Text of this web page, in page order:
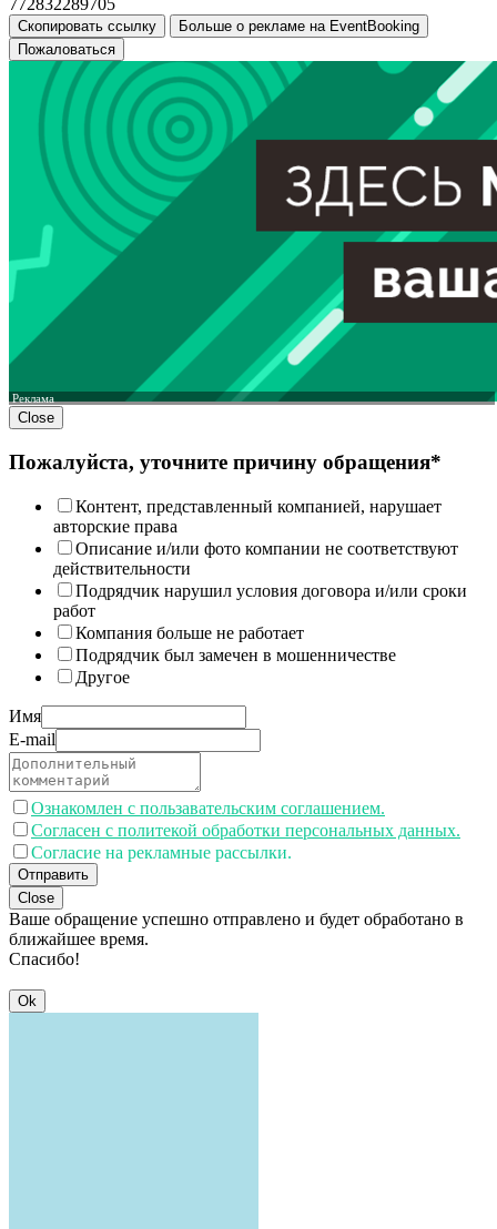
Скопировать ссылку
Больше о рекламе на EventBooking
Пожаловаться
Реклама
Close
Пожалуйста, уточните причину обращения*
Контент, представленный компанией, нарушает
авторские права
Описание и/или фото компании не соответствуют
действительности
Подрядчик нарушил условия договора и/или сроки
работ
Компания больше не работает
Подрядчик был замечен в мошенничестве
Другое
Имя
E-mail
Ознакомлен с пользавательским соглашением.
Согласен с политекой обработки персональных данных.
Согласие на рекламные рассылки.
Отправить
Close
Ваше обращение успешно отправлено и будет обработано в
ближайшее время.
Спасибо!
Ok